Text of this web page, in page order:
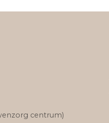
centrum)